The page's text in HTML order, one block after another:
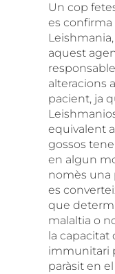
Un cop
es confirma
aquest
alteracions
pacient, ja
equivalent
gossos
en algun
nomès una
es
que
malaltia o
la capacitat
immunitari
paràsit en